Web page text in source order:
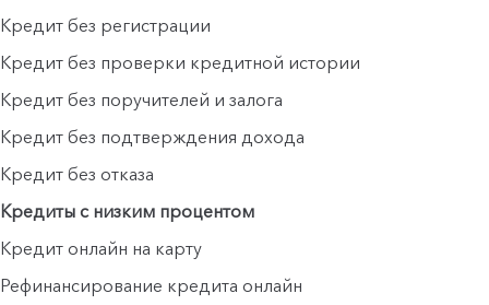
Кредит без регистрации
Кредит без проверки кредитной истории
Кредит без поручителей и залога
Кредит без подтверждения дохода
Кредит без отказа
Кредиты с низким процентом
Кредит онлайн на карту
Рефинансирование кредита онлайн